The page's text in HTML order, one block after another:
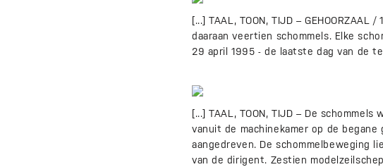
[...] TAAL, TOON, TIJD –
daaraan veertien schommels. Elke
29 april 1995 - de laatste dag van de
[...] TAAL, TOON, TIJD – De
vanuit de machinekamer op de
aangedreven. De schommelbeweging
van de dirigent. Zestien